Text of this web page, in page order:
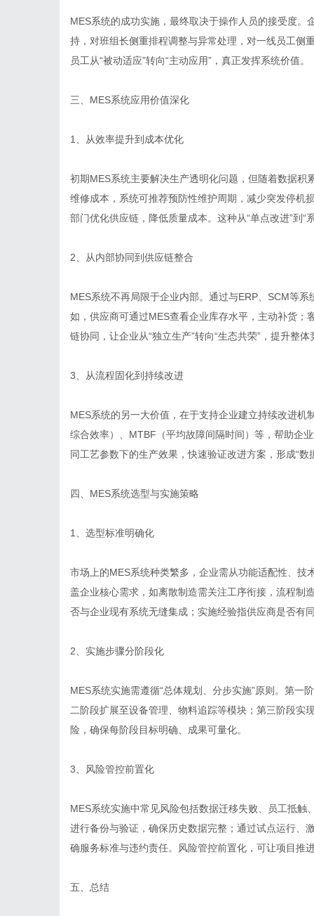
MES系统的成功实施，最终取决于操作人员的接受度
持，对班组长侧重排程调整与异常处理，对一线员工侧
员工从“被动适应”转向“主动应用”，真正发挥系统价值。
三、MES系统应用价值深化
1、从效率提升到成本优化
初期MES系统主要解决生产透明化问题，但随着数据
维修成本，系统可推荐预防性维护周期，减少突发停机
部门优化供应链，降低质量成本。这种从“单点改进”到
2、从内部协同到供应链整合
MES系统不再局限于企业内部。通过与ERP、SCM等
如，供应商可通过MES查看企业库存水平，主动补货
链协同，让企业从“独立生产”转向“生态共荣”，提升整体
3、从流程固化到持续改进
MES系统的另一大价值，在于支持企业建立持续改进
综合效率）、MTBF（平均故障间隔时间）等，帮助企
同工艺参数下的生产效果，快速验证改进方案，形成“
四、MES系统选型与实施策略
1、选型标准明确化
市场上的MES系统种类繁多，企业需从功能适配性、
盖企业核心需求，如离散制造需关注工序衔接，流程制
否与企业现有系统无缝集成；实施经验指供应商是否有
2、实施步骤分阶段化
MES系统实施需遵循“总体规划、分步实施”原则。第
二阶段扩展至设备管理、物料追踪等模块；第三阶段实
险，确保每阶段目标明确、成果可量化。
3、风险管控前置化
MES系统实施中常见风险包括数据迁移失败、员工抵
进行备份与验证，确保历史数据完整；通过试点运行、
确服务标准与违约责任。风险管控前置化，可让项目推
五、总结